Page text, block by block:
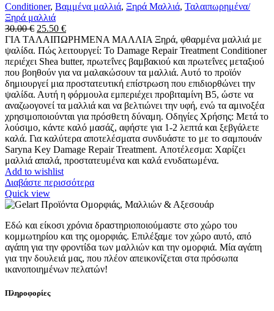
Conditioner, Βαμμένα μαλλιά, Ξηρά Μαλλιά, Ταλαιπωρημένα/
Ξηρά μαλλιά
30.00€ Original
price
was:
30.00 €.
25.50 €Η
τρέχουσα
τιμή
είναι:
25.50 €.
ΓΙΑ ΤΑΛΑΙΠΩΡΗΜΕΝΑ ΜΑΛΛΙΑ Ξηρά, φθαρμένα μαλλιά με
ψαλίδα. Πώς λειτουργεί: Το Damage Repair Treatment Conditioner
περιέχει Shea butter, πρωτεΐνες βαμβακιού και πρωτεΐνες μεταξιού
που βοηθούν για να μαλακώσουν τα μαλλιά. Αυτό το προϊόν
δημιουργεί μια προστατευτική επίστρωση που επιδιορθώνει την
ψαλίδα. Αυτή η φόρμουλα εμπεριέχει προβιταμίνη Β5, ώστε να
αναζωογονεί τα μαλλιά και να βελτιώνει την υφή, ενώ τα αμινοξέα
χρησιμοποιούνται για πρόσθετη δύναμη. Οδηγίες Χρήσης: Μετά το
λούσιμο, κάντε καλό μασάζ, αφήστε για 1-2 λεπτά και ξεβγάλετε
καλά. Για καλύτερα αποτελέσματα συνδυάστε το με το σαμπουάν
Saryna Key Damage Repair Treatment. Αποτέλεσμα: Χαρίζει
μαλλιά απαλά, προστατευμένα και καλά ενυδατωμένα.
Add to wishlist
Διαβάστε περισσότερα
Quick view
Εδώ και είκοσι χρόνια δραστηριοποιούμαστε στο χώρο του
κομμωτηρίου και της ομορφιάς. Επιλέξαμε τον χώρο αυτό, από
αγάπη για την φροντίδα των μαλλιών και την ομορφιά. Μία αγάπη
για την δουλειά μας, που πλέον απεικονίζεται στα πρόσωπα
ικανοποιημένων πελατών!
Πληροφορίες